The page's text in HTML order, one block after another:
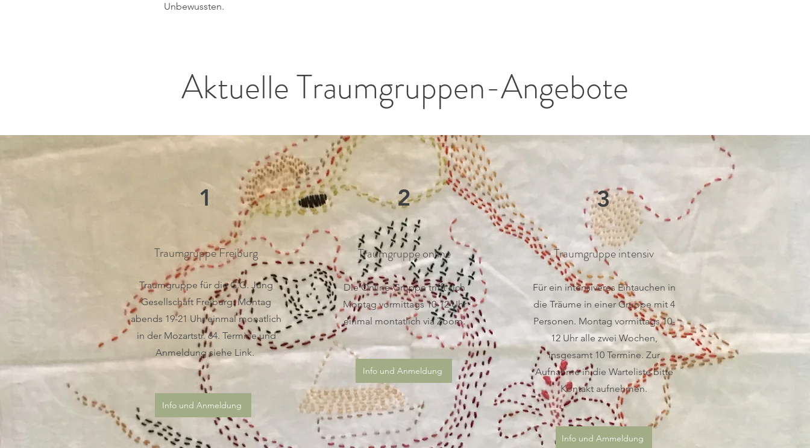
Unbewussten.
Aktuelle Traumgruppen-Angebote
1
Traumgruppe Freiburg
Traumgruppe für die C.G. Jung
Gesellschaft Freiburg: Montag
abends 19-21 Uhr einmal monatlich
in der Mozartstr. 64. Termine und
Anmeldung siehe Link.
Info und Anmeldung
2
Traumgruppe online
Die Online-Gruppe trifft sich
Montag vormittags 10-12 Uhr
einmal montatlich via Zoom.
Info und Anmeldung
3
Traumgruppe intensiv
Für ein intensiveres Eintauchen in
die Träume in einer Gruppe mit 4
Personen. Montag vormittags 10-
12 Uhr alle zwei Wochen,
insgesamt 10 Termine. Zur
Aufnahme in die Warteliste bitte
Kontakt aufnehmen.
Info und Ammeldung